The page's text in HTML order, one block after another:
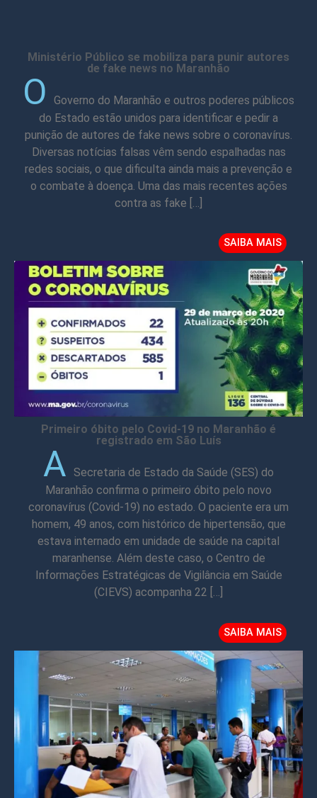
Ministério Público se mobiliza para punir autores
de fake news no Maranhão
O
Governo do Maranhão e outros poderes públicos
do Estado estão unidos para identificar e pedir a
punição de autores de fake news sobre o coronavírus.
Diversas notícias falsas vêm sendo espalhadas nas
redes sociais, o que dificulta ainda mais a prevenção e
o combate à doença. Uma das mais recentes ações
contra as fake […]
SAIBA MAIS
Primeiro óbito pelo Covid-19 no Maranhão é
registrado em São Luís
A Secretaria de Estado da Saúde (SES) do
Maranhão confirma o primeiro óbito pelo novo
coronavírus (Covid-19) no estado. O paciente era um
homem, 49 anos, com histórico de hipertensão, que
estava internado em unidade de saúde na capital
maranhense. Além deste caso, o Centro de
Informações Estratégicas de Vigilância em Saúde
(CIEVS) acompanha 22 […]
SAIBA MAIS